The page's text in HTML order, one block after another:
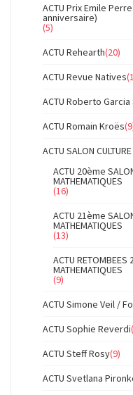
ACTU Prix Emile
anniversaire)
(5)
ACTU Rehearth(20)
ACTU Revue Natives
ACTU Roberto Garcia
ACTU Romain Kroës
ACTU SALON
ACTU 20ème
MATHEMATIQUES
(16)
ACTU 21ème
MATHEMATIQUES
(13)
ACTU RETOMBEES
MATHEMATIQUES
(9)
ACTU Simone Veil /
ACTU Sophie Reverdi
ACTU Steff Rosy(9)
ACTU Svetlana